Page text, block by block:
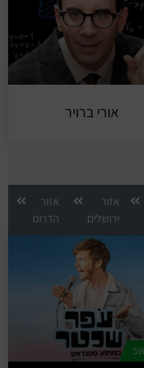
אורי ברויר
אזור
ירושלים
אזור
הדרום